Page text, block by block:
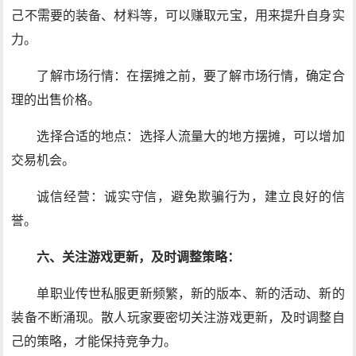
己不需要的装备、材料等，可以赚取元宝，用来提升自身实
力。
了解市场行情：在摆摊之前，要了解市场行情，确定合
理的出售价格。
选择合适的地点：选择人流量大的地方摆摊，可以增加
交易机会。
诚信经营：诚实守信，避免欺骗行为，建立良好的信
誉。
六、关注游戏更新，及时调整策略：
单职业传世私服更新频繁，新的版本、新的活动、新的
装备不断涌现。散人玩家要密切关注游戏更新，及时调整自
己的策略，才能保持竞争力。